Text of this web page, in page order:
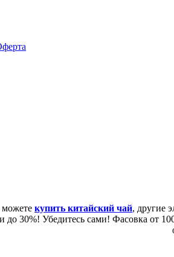
купить китайский чай, другие
до 30%! Убедитесь сами! Фасовка от